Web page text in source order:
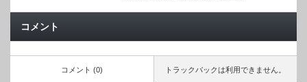
コメント
トラックバックは利用できません。
コメント (0)